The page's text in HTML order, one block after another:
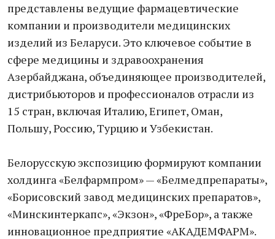
представлены ведущие фармацевтические
компании и производители медицинских
изделий из Беларуси. Это ключевое событие в
сфере медицины и здравоохранения
Азербайджана, объединяющее производителей,
дистрибьюторов и профессионалов отрасли из
15 стран, включая Италию, Египет, Оман,
Польшу, Россию, Турцию и Узбекистан.
Белорусскую экспозицию формируют компании
холдинга «Белфармпром» — «Белмедпрепараты»,
«Борисовский завод медицинских препаратов»,
«Минскинтеркапс», «Экзон», «ФреБор», а также
инновационное предприятие «АКАДЕМФАРМ».